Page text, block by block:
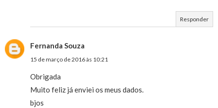
Responder
Fernanda Souza
15 de março de 2016 às 10:21
Obrigada
Muito feliz já enviei os meus dados.
bjos